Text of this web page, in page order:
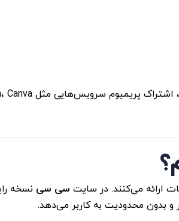
سی سی نسخه
و بدون محدودیت به کاربر می‌دهد.